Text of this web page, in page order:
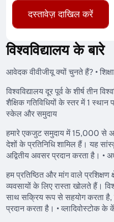
दस्तावेज़ दाखिल करें
विश्वविद्यालय के बारे
आवेदक वीवीजीयू क्यों चुनते हैं? •
विश्वविद्यालय दूर पूर्व के शीर्ष तीन
शैक्षिक गतिविधियों के स्तर में 1
स्केल और समुदाय
हमारे एकजुट समुदाय में 15,000 से
देशों के प्रतिनिधि शामिल हैं। यह
अद्वितीय अवसर प्रदान करता है। •
हम प्रतिष्ठित और मांग वाले
व्यवसायों के लिए रास्ता खोलते हैं।
साथ सक्रिय रूप से सहयोग करता है,
प्रदान करता है। • व्लादिवोस्टोक के